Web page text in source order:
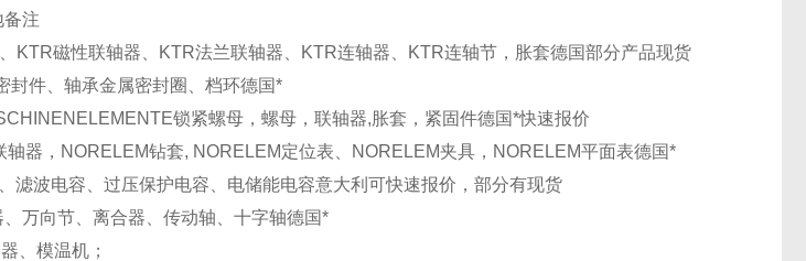
备注
KTR磁性联轴器、KTR法兰联轴器、KTR连轴器、KTR连轴节，胀套德国部分产品现货
封件、轴承金属密封圈、档环德国*
锁紧螺母，螺母，联轴器,胀套，紧固件德国*快速报价
轴器，NORELEM钻套, NORELEM定位表、NORELEM夹具，NORELEM平面表德国*
滤波电容、过压保护电容、电储能电容意大利可快速报价，部分有现货
万向节、离合器、传动轴、十字轴德国*
、模温机；